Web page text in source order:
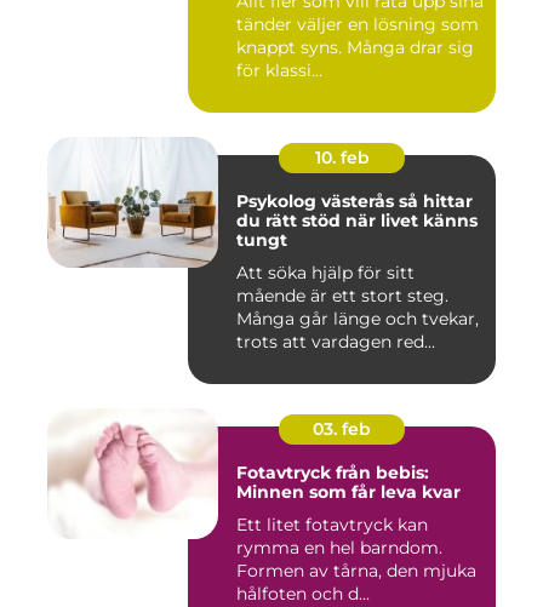
tänder väljer en lösning som
knappt syns. Många drar sig
för klassi...
10. feb
Psykolog västerås så hittar
du rätt stöd när livet känns
tungt
Att söka hjälp för sitt
mående är ett stort steg.
Många går länge och tvekar,
trots att vardagen red...
03. feb
Fotavtryck från bebis:
Minnen som får leva kvar
Ett litet fotavtryck kan
rymma en hel barndom.
Formen av tårna, den mjuka
hålfoten och d...